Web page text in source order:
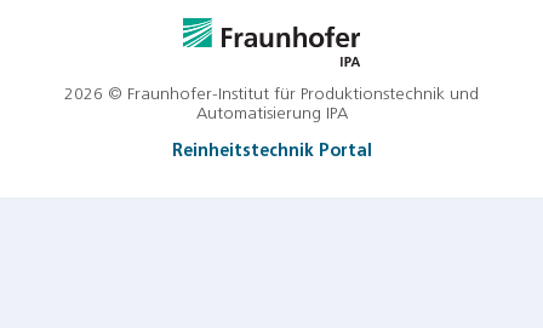
2026 © Fraunhofer-Institut für Produktionstechnik und
Automatisierung IPA
Reinheitstechnik Portal